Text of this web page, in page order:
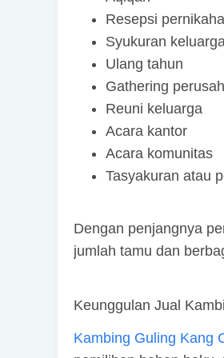
Resepsi
Syukuran
Ulang tahun
Gathering
Reuni keluarga
Acara kantor
Acara komunitas
Tasyakuran atau
Dengan penjangnya
jumlah tamu dan
Keunggulan Jual
Kambing Guling Kang